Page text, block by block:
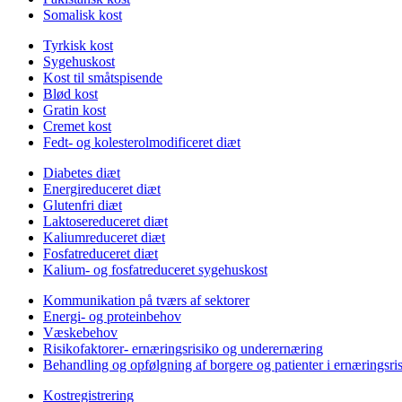
Somalisk kost
Tyrkisk kost
Sygehuskost
Kost til småtspisende
Blød kost
Gratin kost
Cremet kost
Fedt- og kolesterolmodificeret diæt
Diabetes diæt
Energireduceret diæt
Glutenfri diæt
Laktosereduceret diæt
Kaliumreduceret diæt
Fosfatreduceret diæt
Kalium- og fosfatreduceret sygehuskost
Kommunikation på tværs af sektorer
Energi- og proteinbehov
Væskebehov
Risikofaktorer- ernæringsrisiko og underernæring
Behandling og opfølgning af borgere og patienter i
Kostregistrering